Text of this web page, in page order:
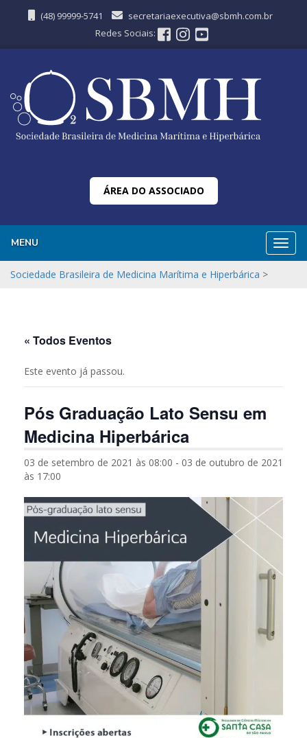
(48) 99999-5741
secretariaexecutiva@sbmh.com.br
Redes Sociais:
ÁREA DO ASSOCIADO
MENU
Sociedade Brasileira de Medicina Marítima e Hiperbárica >
« Todos Eventos
Este evento já passou.
Pós Graduação Lato Sensu em
Medicina Hiperbárica
03 de setembro de 2021 às 08:00 - 03 de outubro de 2021
às 17:00